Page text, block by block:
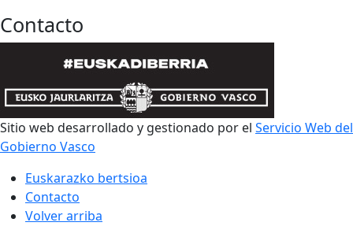
Contacto
Sitio web desarrollado y gestionado por el Servicio Web del
Gobierno Vasco
Euskarazko bertsioa
Contacto
Volver arriba